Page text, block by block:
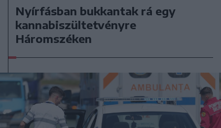
Nyírfásban bukkantak rá egy
kannabiszültetvényre
Háromszéken